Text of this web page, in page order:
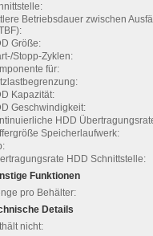
Betriebsdauer zwischen
Größe:
Stopp-Zyklen:
für:
Kapazität:
Geschwindigkeit:
HDD
Speicherlaufwerk:
HDD Schnittstelle:
Funktionen
pro Behälter:
Details
nicht: